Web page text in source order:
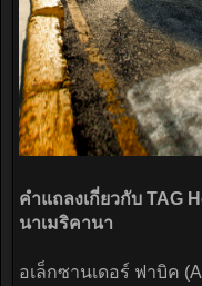
คำแถลงเกี่ยวกับ TAG
นาเมริคานา
อเล็กซานเดอร์ ฟาบิค